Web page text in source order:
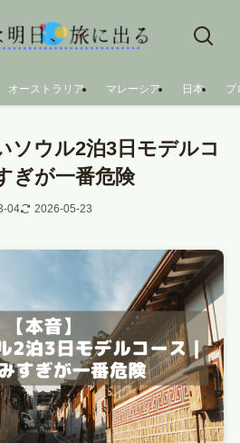
オーストラリア マレーシア 日本 プ
ソウル2泊3日モデルコ
ぎが一番危険
04 2026-05-23